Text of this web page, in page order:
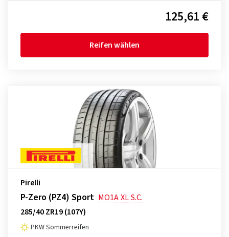
125,61 €
Reifen wählen
Pirelli
P-Zero (PZ4) Sport MO1AXLS.C.
285/40 ZR19 (107Y)
PKW Sommerreifen